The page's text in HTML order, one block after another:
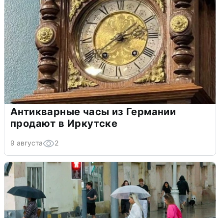
Антикварные часы из Германии
продают в Иркутске
9 августа 2